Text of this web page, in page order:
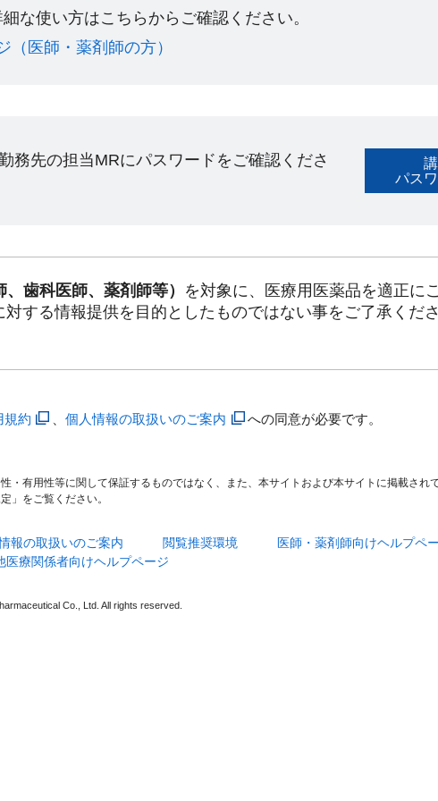
な使い方はこちらからご確認ください。​
（医師・薬剤師の方）​
務先の担当MRにパスワードをご確認くださ
パス
歯科医師、薬剤師等） を対象に、医療用医薬品を適正に
する情報提供を目的としたものではない事をご了承くださ
規約 、個人情報の取扱いのご案内 への同意が必要です。
有用性等に関して保証するものではなく、また、本サイトおよび本サイトに掲載され
」をご覧ください。
報の取扱いのご案内 閲覧推奨環境
医師・薬剤師向けヘルプペ
医療関係者向けヘルプページ
Co., Ltd. All rights reserved.